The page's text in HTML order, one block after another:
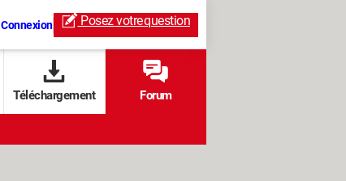
Connexion Posez votrequestion
Téléchargement Forum